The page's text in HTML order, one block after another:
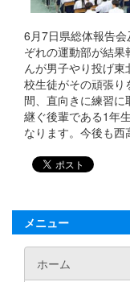
6月7日県総体報告
ぞれの運動部が結果
んが男子やり投げ
校生徒がその頑張
間、直向きに練習
継ぐ後輩である1年
なります。今後も西
メニュー
ホーム